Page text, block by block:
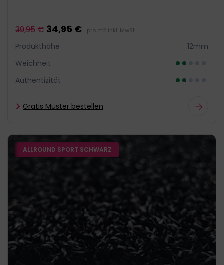
39,95 € 34,95 € pro m2 inkl. MwSt.
Produkthöhe
12mm
Weichheit
Authentizität
Gratis Muster bestellen
ALLROUND SPORT SCHWARZ